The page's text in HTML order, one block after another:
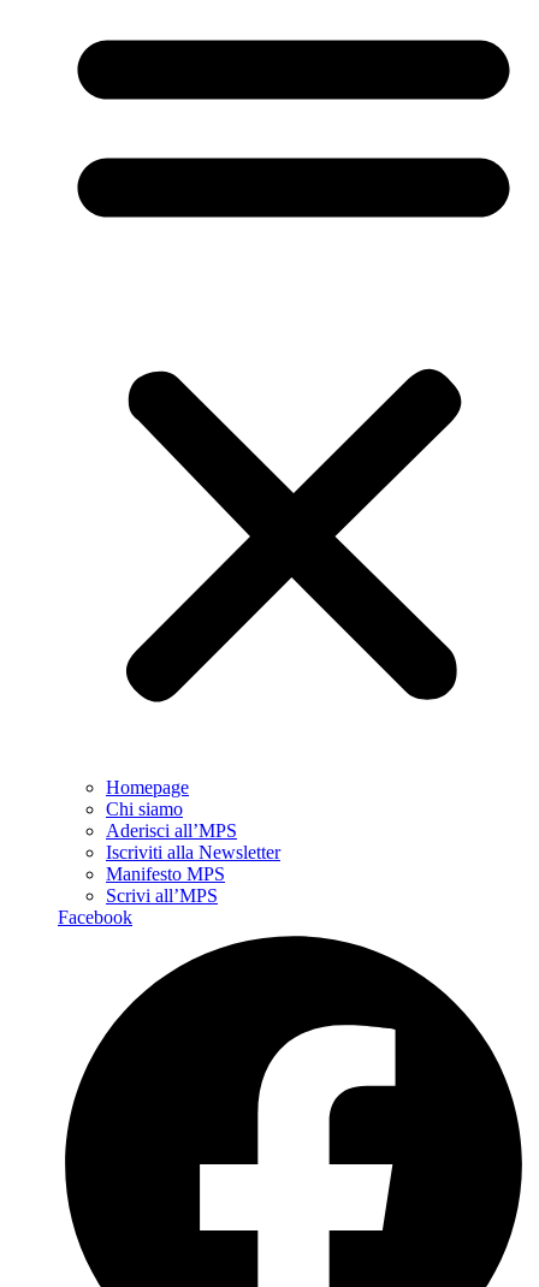
Homepage
Chi siamo
Aderisci all’MPS
Iscriviti alla Newsletter
Manifesto MPS
Scrivi all’MPS
Facebook